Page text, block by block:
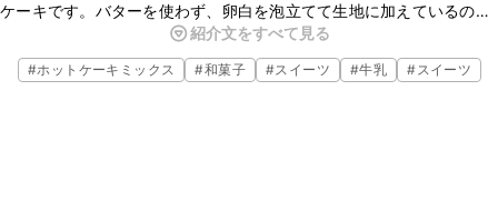
ケーキです。バターを使わず、卵白を泡立てて生地に加えているの
で、ふんわりと軽い食感に仕上がっています。焼きたてよりも、少し
置いてからの方が味がなじんでおいしいです。
紹介文をすべて見る
#ホットケーキミックス #和菓子 #スイーツ #牛乳 #スイーツ